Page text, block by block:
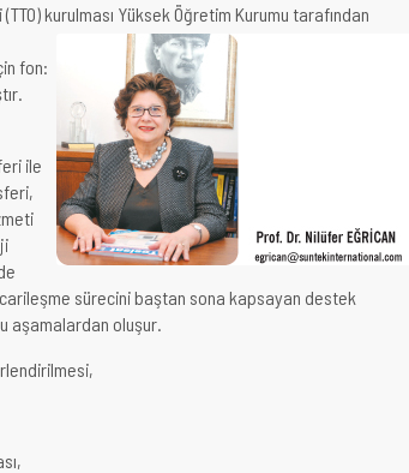
kurulması Yüksek Öğretim Kurumu tarafından
fon:
ile
sürecini baştan sona kapsayan destek
aşamalardan oluşur.